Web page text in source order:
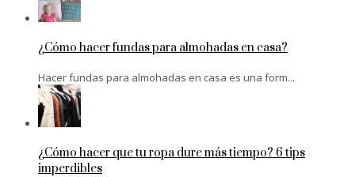
¿Cómo hacer fundas para almohadas en casa?
Hacer fundas para almohadas en casa es una form...
¿Cómo hacer que tu ropa dure más tiempo? 6 tips
imperdibles